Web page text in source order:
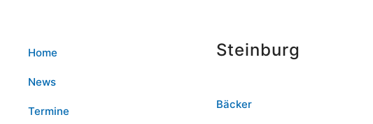
Home
News
Termine
Steinburg
Bäcker